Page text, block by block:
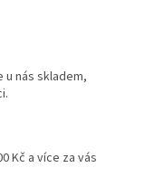
u nás skladem,
Kč a více za vás